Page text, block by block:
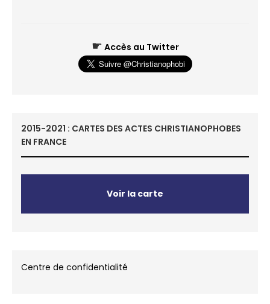
☛ Accès au Twitter
2015-2021 : CARTES DES ACTES CHRISTIANOPHOBES
EN FRANCE
Voir la carte
Centre de confidentialité